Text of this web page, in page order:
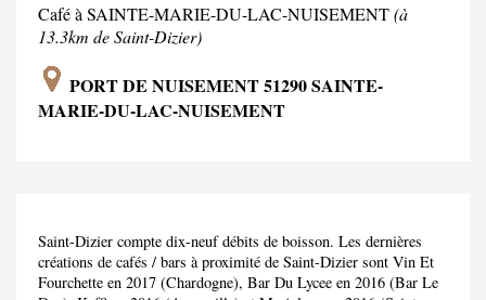
Café à SAINTE-MARIE-DU-LAC-NUISEMENT(à
13.3km de Saint-Dizier)
PORT DE NUISEMENT 51290 SAINTE-
MARIE-DU-LAC-NUISEMENT
Saint-Dizier compte dix-neuf débits de boisson. Les dernières
créations de cafés / bars à proximité de Saint-Dizier sont Vin Et
Fourchette en 2017 (Chardogne), Bar Du Lycee en 2016 (Bar Le